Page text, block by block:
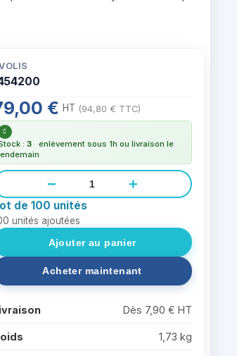
€ HT (94,80 € TTC)
: 3 · enlèvement sous 1h ou livraison le
− +
de 100 unités
unités ajoutées
Dès 7,90 € HT
1,73 kg